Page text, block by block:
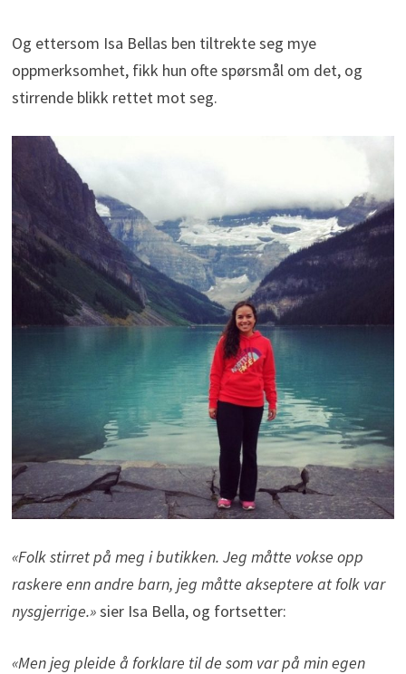
Og ettersom Isa Bellas ben tiltrekte seg mye
oppmerksomhet, fikk hun ofte spørsmål om det, og
stirrende blikk rettet mot seg.
«Folk stirret på meg i butikken. Jeg måtte vokse opp
raskere enn andre barn, jeg måtte akseptere at folk var
nysgjerrige.»sier Isa Bella, og fortsetter:
«Men jeg pleide å forklare til de som var på min egen